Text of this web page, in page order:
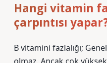
Hangi vitamin
çarpıntısı
B vitamini fazlalığı;